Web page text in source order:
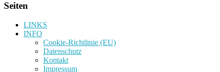
Seiten
LINKS
INFO
Cookie-Richtlinie (EU)
Datenschutz
Kontakt
Impressum